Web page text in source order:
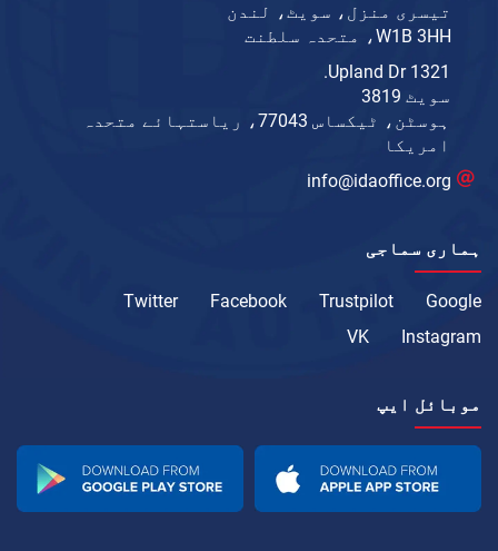
تیسری منزل، سویٹ، لندن
W1B 3HH، متحدہ سلطنت
1321 Upland Dr.
سویٹ 3819
ہوسٹن، ٹیکساس 77043، ریاستہائے متحدہ
امریکا
info@idaoffice.org
ہماری سماجی
Google
Trustpilot
Facebook
Twitter
Instagram
VK
موبائل ایپ